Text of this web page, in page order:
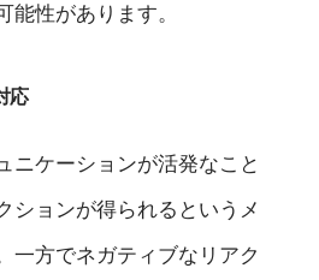
能性があります。
応
ニケーションが活発なこと
ションが得られるというメ
一方でネガティブなリアク